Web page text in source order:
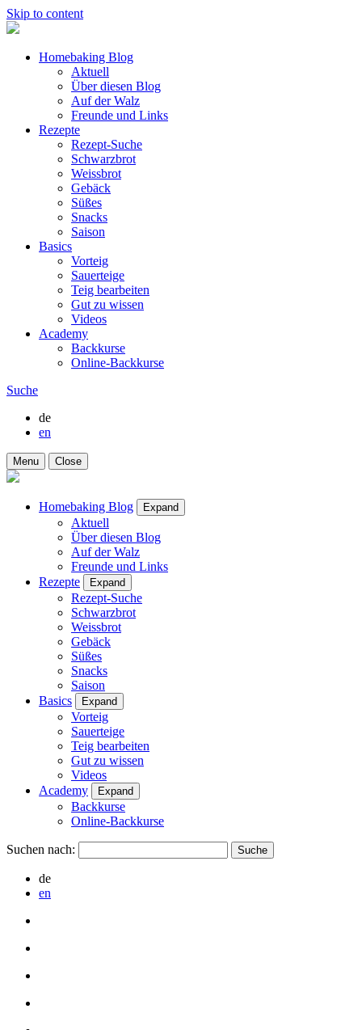
Skip to content
Homebaking Blog
Aktuell
Über diesen Blog
Auf der Walz
Freunde und Links
Rezepte
Rezept-Suche
Schwarzbrot
Weissbrot
Gebäck
Süßes
Snacks
Saison
Basics
Vorteig
Sauerteige
Teig bearbeiten
Gut zu wissen
Videos
Academy
Backkurse
Online-Backkurse
Suche
de
en
Menu Close
Homebaking Blog Expand
Aktuell
Über diesen Blog
Auf der Walz
Freunde und Links
Rezepte
Expand
Rezept-Suche
Schwarzbrot
Weissbrot
Gebäck
Süßes
Snacks
Saison
Basics
Expand
Vorteig
Sauerteige
Teig bearbeiten
Gut zu wissen
Videos
Academy
Expand
Backkurse
Online-Backkurse
Suchen nach:
de
en